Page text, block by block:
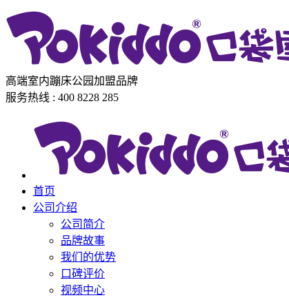
高端室内蹦床公园加盟品牌
服务热线 : 400 8228 285
首页
公司介绍
公司简介
品牌故事
我们的优势
口碑评价
视频中心